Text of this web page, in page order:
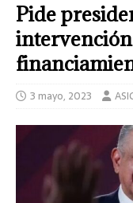
Pide
3 mayo, 2023